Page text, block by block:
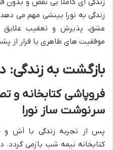
زندگی به نورا بینشی مهم می
عشق، پذیرش و تعقیب علایق
موفقیت های ظاهری یا فرار از
بازگشت به زندگی:
فروپاشی کتابخانه و
سرنوشت ساز نورا
پس از تجربه زندگی با اَش و
کتابخانه نیمه شب بازمی گردد.